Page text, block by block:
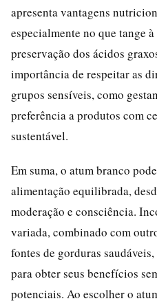
apresenta vantagens
especialmente no que tange
preservação dos ácidos
importância de respeitar as
grupos sensíveis, como
preferência a produtos com
sustentável.
Em suma, o atum branco
alimentação equilibrada,
moderação e consciência.
variada, combinado com
fontes de gorduras
para obter seus benefícios
potenciais. Ao escolher o